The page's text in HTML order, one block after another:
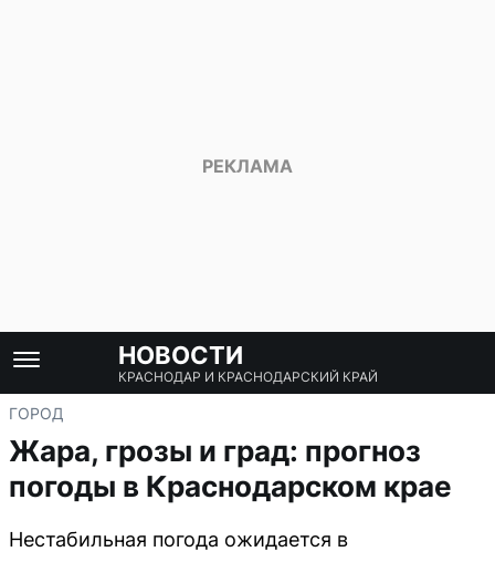
НОВОСТИ
КРАСНОДАР И КРАСНОДАРСКИЙ КРАЙ
ГОРОД
Жара, грозы и град: прогноз
погоды в Краснодарском крае
Нестабильная погода ожидается в